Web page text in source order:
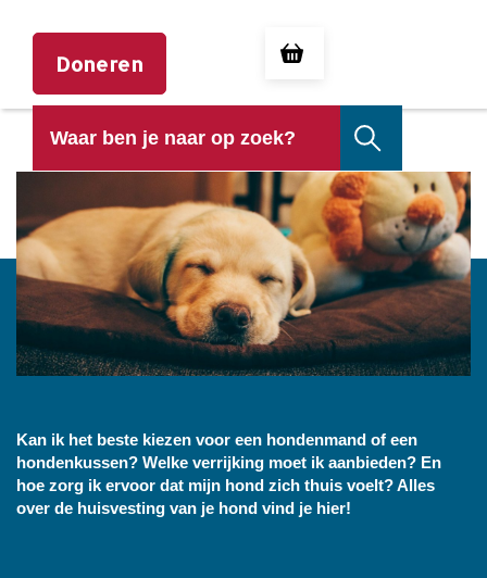
Doneren
HUISVESTING HOND
Kan ik het beste kiezen voor een hondenmand of een
hondenkussen? Welke verrijking moet ik aanbieden? En
hoe zorg ik ervoor dat mijn hond zich thuis voelt? Alles
over de huisvesting van je hond vind je hier!